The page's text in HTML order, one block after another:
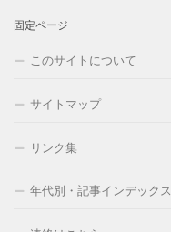
固定ページ
このサイトについて
サイトマップ
リンク集
年代別・記事インデックス